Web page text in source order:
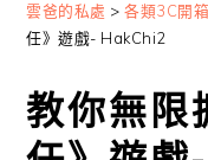
雲爸的私處 >各類3C開
任》遊戲- HakChi2
教你無限